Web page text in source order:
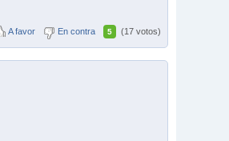
A favor En contra 5 (17 votos)